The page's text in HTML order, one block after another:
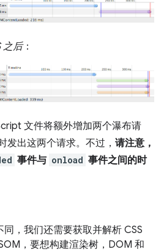
之后：
文件将额外增加两个瀑布请
发出这两个请求。不过， 请注意，
事件与 onload 事件之间的时
同，我们还需要获取并解析 CSS
，要想构建渲染树，DOM 和